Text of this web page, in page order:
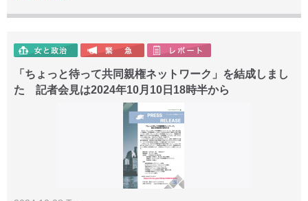
「ちょっと待って共同親権ネットワーク」を結成しまし
た 記者会見は2024年10月10日18時半から